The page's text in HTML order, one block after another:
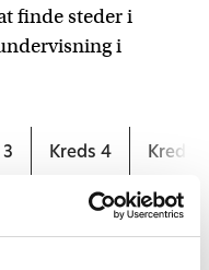
finde steder i
i
3 Kreds 4 Kreds 5